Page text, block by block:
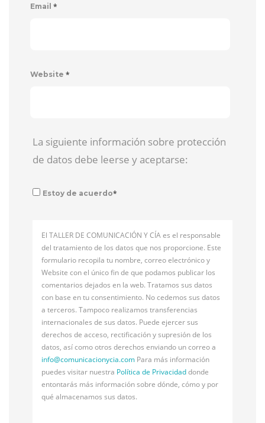
Email *
Website *
La siguiente información sobre protección
de datos debe leerse y aceptarse:
Estoy de acuerdo*
El TALLER DE COMUNICACIÓN Y CÍA es el responsable
del tratamiento de los datos que nos proporcione. Este
formulario recopila tu nombre, correo electrónico y
Website con el único fin de que podamos publicar los
comentarios dejados en la web. Tratamos sus datos
con base en tu consentimiento. No cedemos sus datos
a terceros. Tampoco realizamos transferencias
internacionales de sus datos. Puede ejercer sus
derechos de acceso, rectificación y supresión de los
datos, así como otros derechos enviando un correo a
info@comunicacionycia.com Para más información
puedes visitar nuestra Política de Privacidaddonde
entontarás más información sobre dónde, cómo y por
qué almacenamos sus datos.